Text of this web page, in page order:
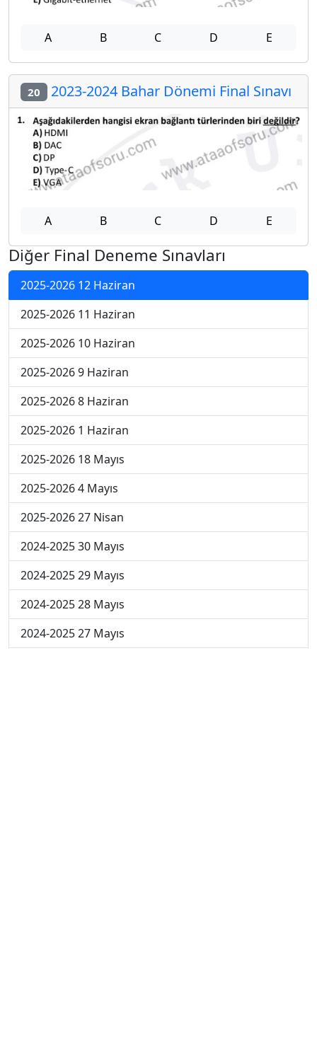
A B C D E
20 2023-2024 Bahar Dönemi Final Sınavı
A B C D E
Diğer Final Deneme Sınavları
2025-2026 12 Haziran
2025-2026 11 Haziran
2025-2026 10 Haziran
2025-2026 9 Haziran
2025-2026 8 Haziran
2025-2026 1 Haziran
2025-2026 18 Mayıs
2025-2026 4 Mayıs
2025-2026 27 Nisan
2024-2025 30 Mayıs
2024-2025 29 Mayıs
2024-2025 28 Mayıs
2024-2025 27 Mayıs